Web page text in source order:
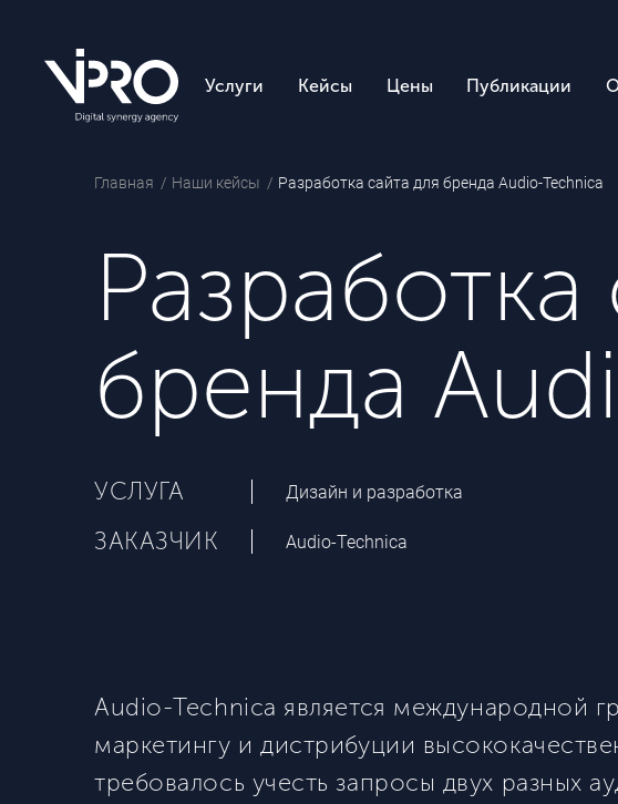
Услуги Кейсы Цены Публикации
Главная Наши кейсы Разработка сайта для бренда Audio-Technica
Разработка
бренда
УСЛУГА Дизайн и разработка
ЗАКАЗЧИК Audio-Technica
Audio-Technica является международной
маркетингу и дистрибуции
требовалось учесть запросы двух разных